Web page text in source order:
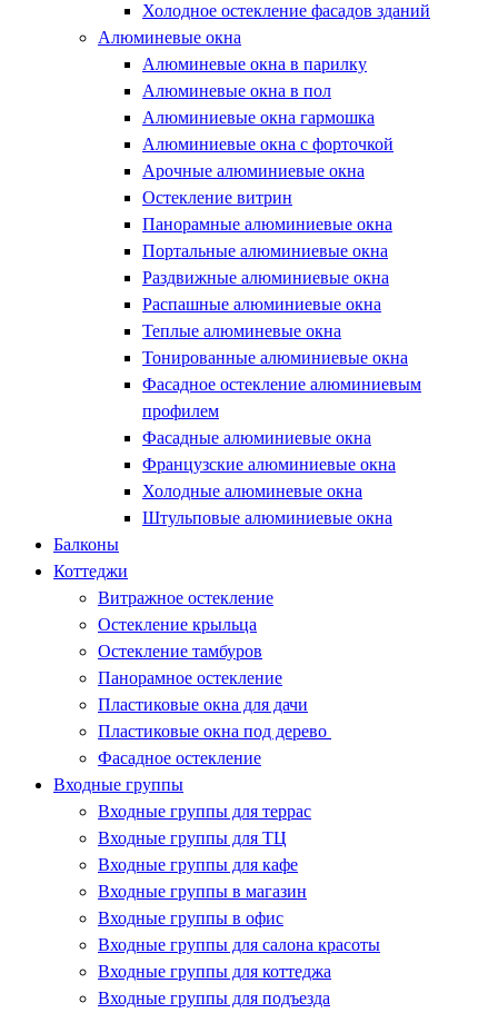
Холодное остекление фасадов зданий
Алюминевые окна
Алюминевые окна в парилку
Алюминевые окна в пол
Алюминиевые окна гармошка
Алюминиевые окна с форточкой
Арочные алюминиевые окна
Остекление витрин
Панорамные алюминиевые окна
Портальные алюминиевые окна
Раздвижные алюминиевые окна
Распашные алюминиевые окна
Теплые алюминевые окна
Тонированные алюминиевые окна
Фасадное остекление алюминиевым
профилем
Фасадные алюминиевые окна
Французские алюминиевые окна
Холодные алюминевые окна
Штульповые алюминиевые окна
Балконы
Коттеджи
Витражное остекление
Остекление крыльца
Остекление тамбуров
Панорамное остекление
Пластиковые окна для дачи
Пластиковые окна под дерево
Фасадное остекление
Входные группы
Входные группы для террас
Входные группы для ТЦ
Входные группы для кафе
Входные группы в магазин
Входные группы в офис
Входные группы для салона красоты
Входные группы для коттеджа
Входные группы для подъезда